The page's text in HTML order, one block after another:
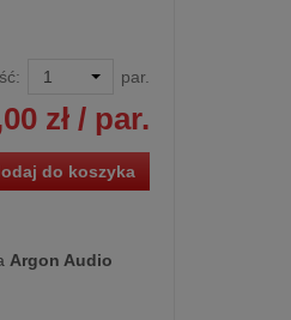
par.
zł/ par.
do koszyka
Argon Audio